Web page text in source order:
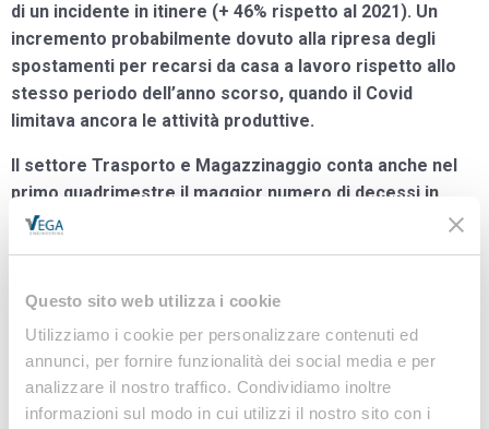
Questo sito web utilizza i cookie
Utilizziamo i cookie per personalizzare contenuti ed
annunci, per fornire funzionalità dei social media e per
analizzare il nostro traffico. Condividiamo inoltre
informazioni sul modo in cui utilizzi il nostro sito con i
di un incidente in itinere (+ 46% rispetto al 2021). Un
incremento probabilmente dovuto alla ripresa degli
spostamenti per recarsi da casa a lavoro rispetto allo
stesso periodo dell’anno scorso, quando il Covid
limitava ancora le attività produttive.
Il settore Trasporto e Magazzinaggio conta anche nel
primo quadrimestre il maggior numero di decessi in
occasione di lavoro: sono 29 (erano 18 nel primo
Seguono: Costruzioni (27) e Attività manifatturiere (21).
La fascia d’età più colpita dagli infortuni mortali sul lavoro è
sempre quella tra i 55 e i 64 anni (69 su un totale di 191). Ma
l’indice di incidenza più alto di mortalità rispetto agli occupati
viene rilevato tra i lavoratori più anziani, gli